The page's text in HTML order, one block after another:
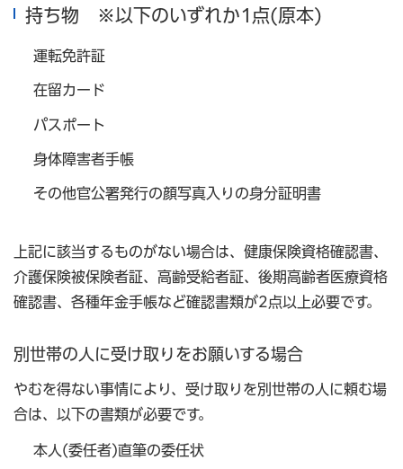
持ち物 ※以下のいずれか1点(原本)
運転免許証
在留カード
パスポート
身体障害者手帳
その他官公署発行の顔写真入りの身分証明書
上記に該当するものがない場合は、健康保険資格確認書、
介護保険被保険者証、高齢受給者証、後期高齢者医療資格
確認書、各種年金手帳など確認書類が2点以上必要です。
別世帯の人に受け取りをお願いする場合
やむを得ない事情により、受け取りを別世帯の人に頼む場
合は、以下の書類が必要です。
本人(委任者)直筆の委任状